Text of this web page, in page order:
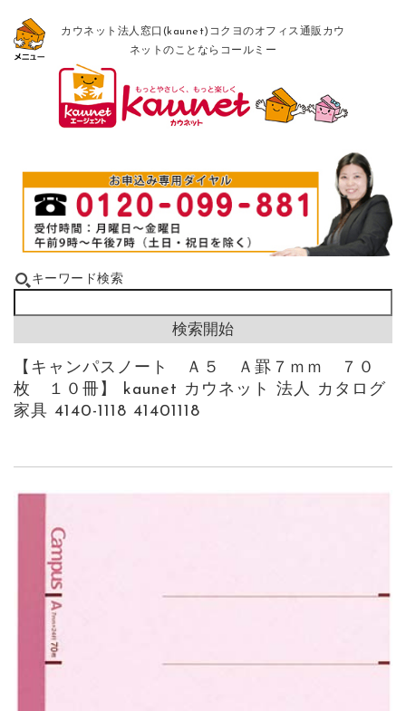
カウネット法人窓口(kaunet)コクヨのオフィス通販カウ
ネットのことならコールミー
キーワード検索
【キャンパスノート Ａ５ Ａ罫７ｍｍ ７０
枚 １０冊】 kaunet カウネット 法人 カタログ
家具 4140-1118 41401118